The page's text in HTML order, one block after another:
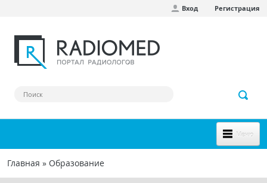
Вход Регистрация
Меню
НОВОЕ НА САЙТЕ
СООБЩЕСТВО
Вы здесь
Главная » Образование